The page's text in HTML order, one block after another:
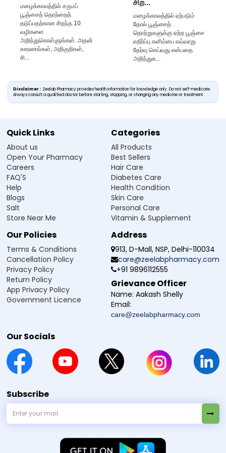
மழைக்காலத்தில் சருமப்
பூஞ்சைத் தொற்றைத்
தடுப்பதற்கான சிறந்த 10
வழிகளை
அறிந்துகொள்ளுங்கள். அதன்
காரணங்கள், அறிகுறிகள்,
சி...
சிற...
மழைக்காலத்தில் ஏற்படும்
தோல் பூஞ்சைத்
தொற்றுகளுக்கு ஏற்ற பூஞ்சை
எதிர்ப்பு களிம்பை எவ்வாறு
தேர்வு செய்வது என்பதை
அறிந்துக...
Disclaimer : Zeelab Pharmacy provides health information for knowledge only. Do not self-medicate.
Always consult a qualified doctor before starting, stopping, or changing any medicine or treatment.
Quick Links
About us
Open Your Pharmacy
Careers
FAQ'S
Help
Blogs
Salt
Store Near Me
Categories
All Products
Best Sellers
Hair Care
Diabetes Care
Health Condition
Skin Care
Personal Care
Vitamin & Supplement
Our Policies
Terms & Conditions
Cancellation Policy
Privacy Policy
Return Policy
App Privacy Policy
Government Licence
Address
913, D-Mall, NSP, Delhi-110034
care@zeelabpharmacy.com
+91 9896112555
Grievance Officer
Name: Aakash Shelly
Email:
care@zeelabpharmacy.com
Our Socials
Subscribe